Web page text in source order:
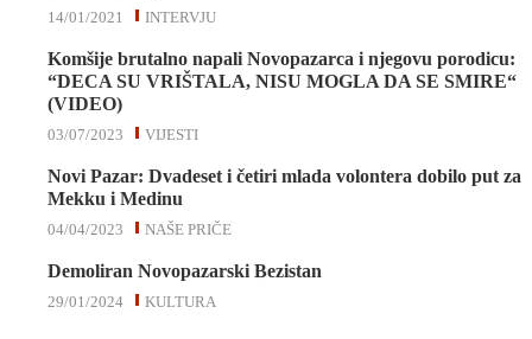
INTERVJU
14/01/2021
Komšije brutalno napali Novopazarca i njegovu porodicu:
“DECA SU VRIŠTALA, NISU MOGLA DA SE SMIRE“
(VIDEO)
VIJESTI
03/07/2023
Novi Pazar: Dvadeset i četiri mlada volontera dobilo put za
Mekku i Medinu
NAŠE PRIČE
04/04/2023
Demoliran Novopazarski Bezistan
KULTURA
29/01/2024